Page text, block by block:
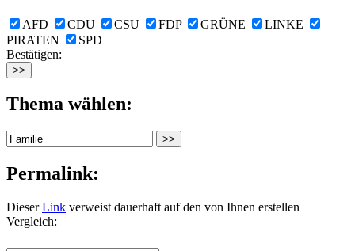
AFD CDU CSU FDP GRÜNE
LINKE
PIRATEN
SPD
Bestätigen:
Thema wählen:
Permalink:
DieserLink verweist dauerhaft auf den von Ihnen erstellen
Vergleich: